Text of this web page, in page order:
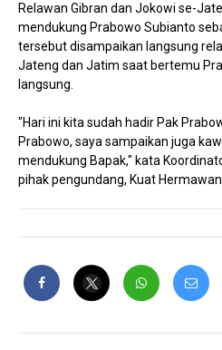
Relawan Gibran dan Jokowi se-
mendukung Prabowo Subianto
tersebut disampaikan langsung
Jateng dan Jatim saat bertemu
langsung.
"Hari ini kita sudah hadir Pak
Prabowo, saya sampaikan juga
mendukung Bapak," kata
pihak pengundang, Kuat